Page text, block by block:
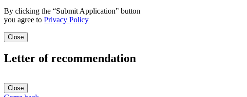
By clicking the “Submit Application” button
you agree to Privacy Policy
Close
Letter of recommendation
Close